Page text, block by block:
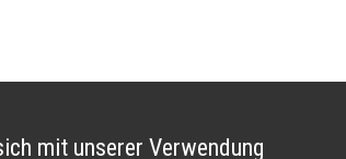
mit unserer Verwendung